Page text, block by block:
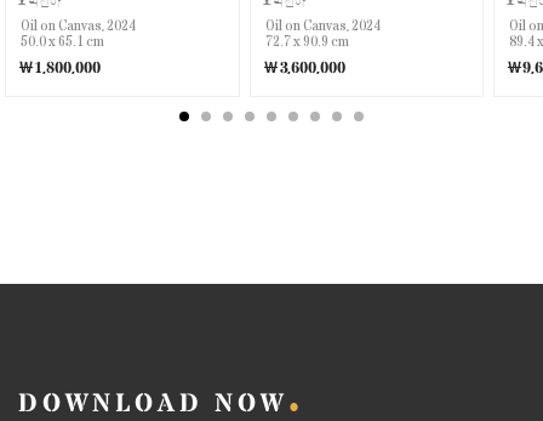
Oil on Canvas, 2024
50.0 x 65.1 cm
￦1,800,000
Oil on Canvas, 2024
72.7 x 90.9 cm
￦3,600,000
Oil
89.4
￦
DOWNLOAD NOW